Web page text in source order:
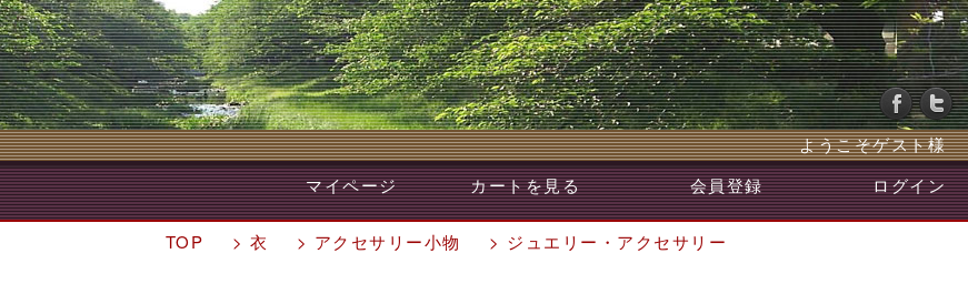
ようこそゲスト様
マイページ
カートを見る 会員登録 ログイン
TOP > 衣 > アクセサリー小物 > ジュエリー・アクセサリー